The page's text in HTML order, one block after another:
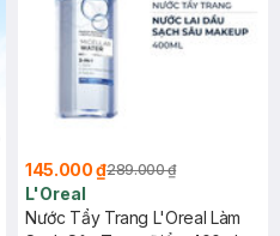
145.000 ₫289.000 ₫
L'Oreal
Nước Tẩy Trang L'Oreal Làm